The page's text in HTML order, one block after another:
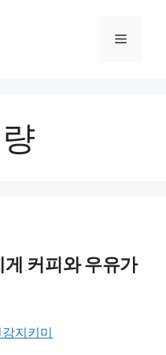
메
커피와 우유가
강지키미